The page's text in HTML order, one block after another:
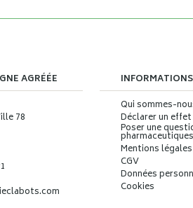
AGRÉÉE
78
INFORMATIONS
Qui sommes-
Déclarer un
Poser une
pharmaceutiques
Mentions légales
CGV
Données
Cookies